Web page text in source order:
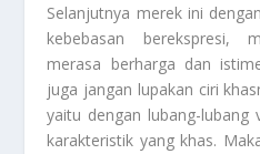
Selanjutnya merek ini
kebebasan berekspresi,
merasa berharga dan
juga jangan lupakan ciri
yaitu dengan lubang-lubang
karakteristik yang khas.